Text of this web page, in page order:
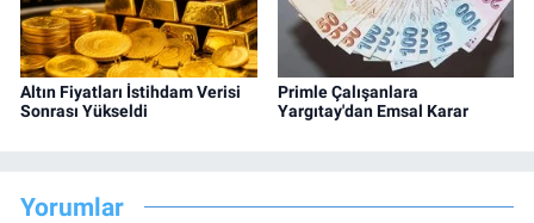
Altın Fiyatları İstihdam Verisi
Sonrası Yükseldi
Primle Çalışanlara
Yargıtay'dan Emsal Karar
Yorumlar